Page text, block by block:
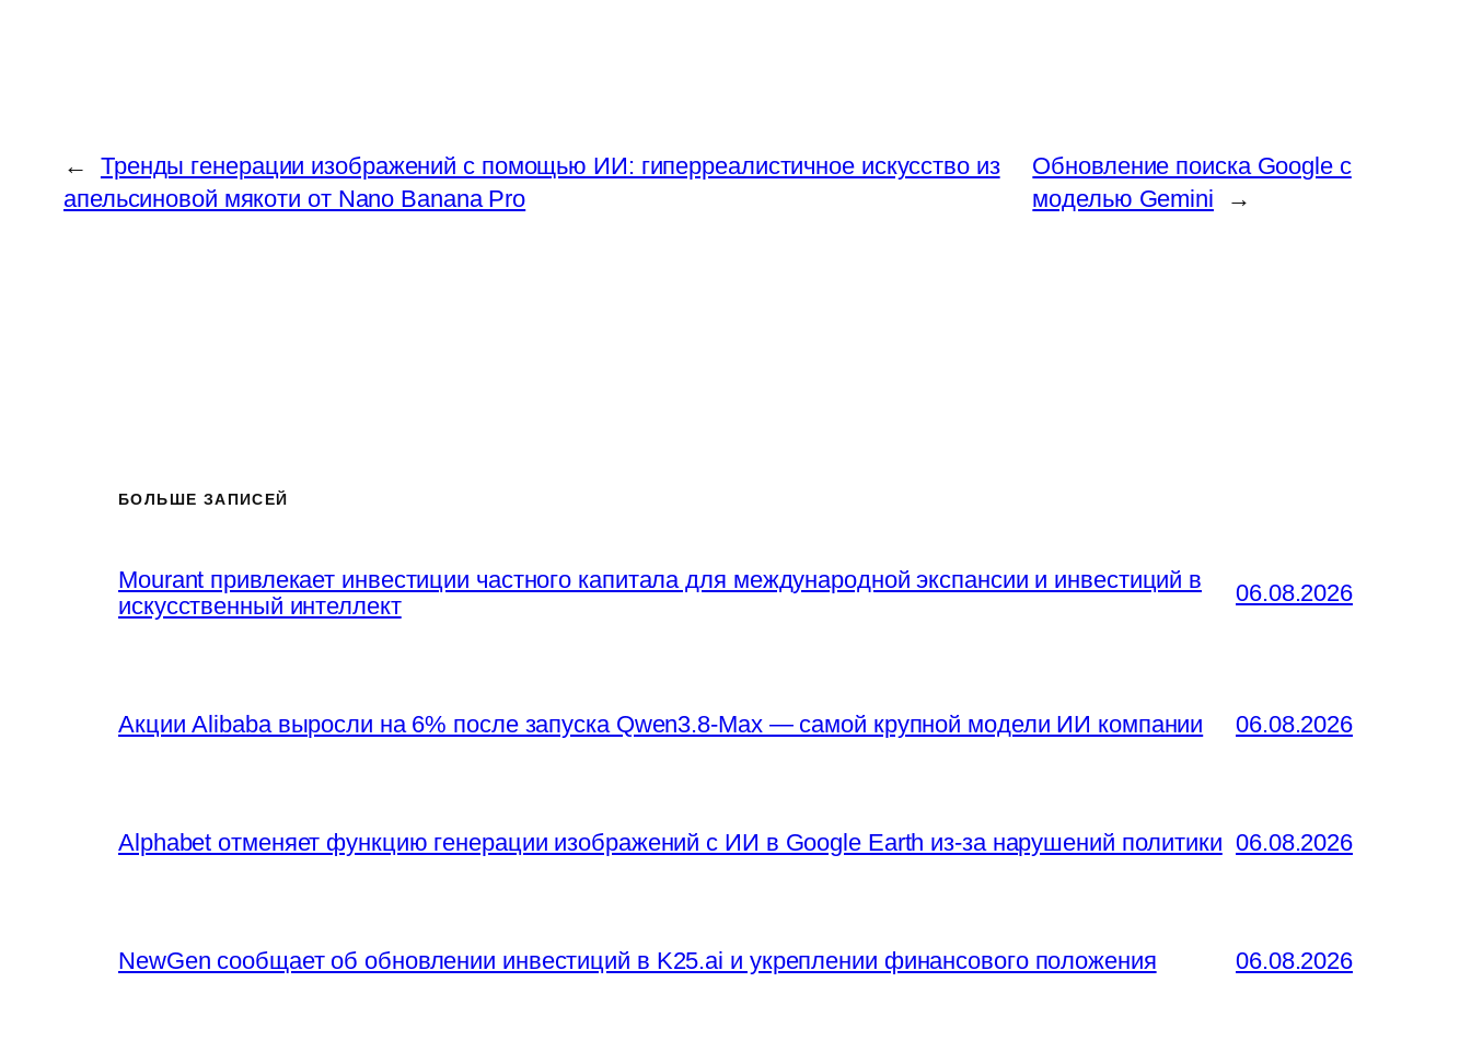
←
Тренды генерации изображений с помощью ИИ: гиперреалистичное искусство из
апельсиновой мякоти от Nano Banana Pro
Обновление поиска Google с
моделью Gemini
→
БОЛЬШЕ ЗАПИСЕЙ
Mourant привлекает инвестиции частного капитала для международной экспансии и инвестиций в
искусственный интеллект
06.08.2026
Акции Alibaba выросли на 6% после запуска Qwen3.8-Max — самой крупной модели ИИ компании 06.08.2026
Alphabet отменяет функцию генерации изображений с ИИ в Google Earth из-за нарушений политики 06.08.2026
NewGen сообщает об обновлении инвестиций в K25.ai и укреплении финансового положения 06.08.2026